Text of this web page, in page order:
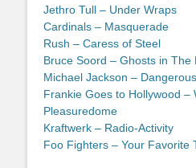
Jethro Tull – Under Wraps
Cardinals – Masquerade
Rush – Caress of Steel
Bruce Soord – Ghosts in The
Michael Jackson – Dangerous
Frankie Goes to Hollywood –
Pleasuredome
Kraftwerk – Radio-Activity
Foo Fighters – Your Favorite